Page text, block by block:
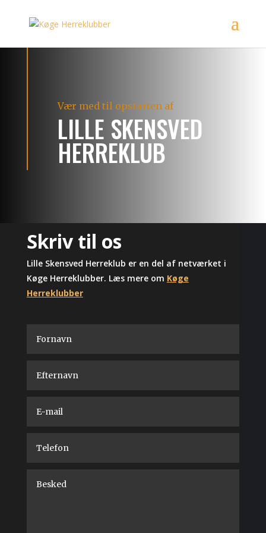
Vær med til opstarten af
LILLE SKENSVED
HERREKLUB
Skriv til os
Lille Skensved Herreklub er en del af netværket i
Køge Herreklubber. Læs mere om Køge
Herreklubber